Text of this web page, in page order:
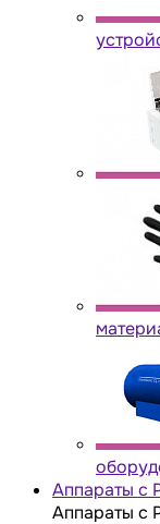
Аппараты с
Аппараты с